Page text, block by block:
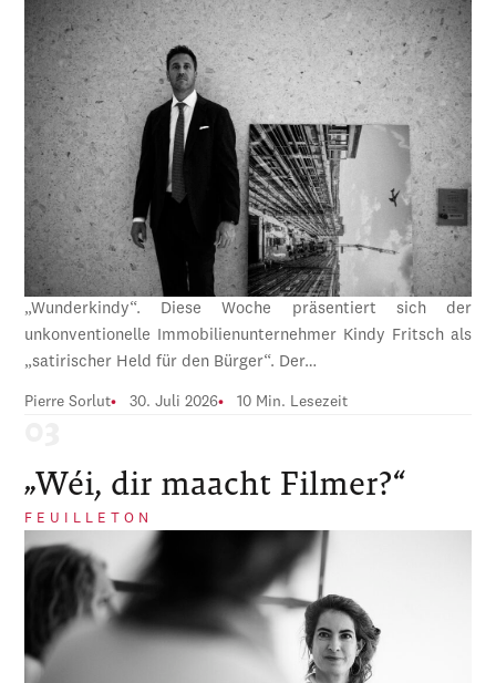
„Wunderkindy“. Diese Woche präsentiert sich der
unkonventionelle Immobilienunternehmer Kindy Fritsch als
„satirischer Held für den Bürger“. Der…
Pierre Sorlut 30. Juli 2026 10 Min. Lesezeit
„Wéi, dir maacht Filmer?“
FEUILLETON